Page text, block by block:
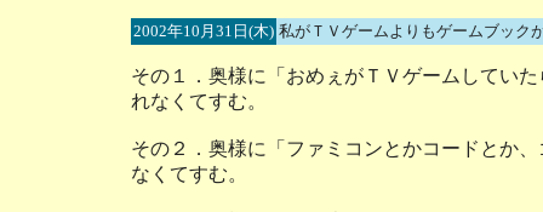
2002年10月31日(木) 私がＴＶゲームよりもゲームブック
その１．奥様に「おめぇがＴＶゲームしてい
れなくてすむ。
その２．奥様に「ファミコンとかコードとか
なくてすむ。